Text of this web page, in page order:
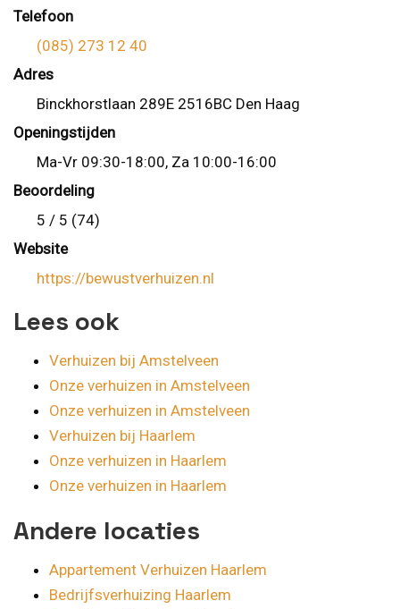
Telefoon
(085) 273 12 40
Adres
Binckhorstlaan 289E 2516BC Den Haag
Openingstijden
Ma-Vr 09:30-18:00, Za 10:00-16:00
Beoordeling
5 / 5 (74)
Website
https://bewustverhuizen.nl
Lees ook
Verhuizen bij Amstelveen
Onze verhuizen in Amstelveen
Onze verhuizen in Amstelveen
Verhuizen bij Haarlem
Onze verhuizen in Haarlem
Onze verhuizen in Haarlem
Andere locaties
Appartement Verhuizen Haarlem
Bedrijfsverhuizing Haarlem